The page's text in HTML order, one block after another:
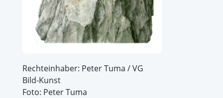
Rechteinhaber: Peter Tuma / VG
Bild-Kunst
Foto: Peter Tuma